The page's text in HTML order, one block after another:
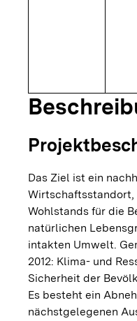
Das Ziel ist ein
Wirtschaftsstandort,
Wohlstands für die
natürlichen
intakten Umwelt.
2012: Klima- und
Sicherheit der
Es besteht ein
nächstgelegenen